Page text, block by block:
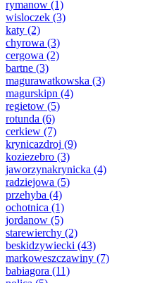
rymanow (1)
wisloczek (3)
katy (2)
chyrowa (3)
cergowa (2)
bartne (3)
magurawatkowska (3)
magurskipn (4)
regietow (5)
rotunda (6)
cerkiew (7)
krynicazdroj (9)
koziezebro (3)
jaworzynakrynicka (4)
radziejowa (5)
przehyba (4)
ochotnica (1)
jordanow (5)
starewierchy (2)
beskidzywiecki (43)
markoweszczawiny (7)
babiagora (11)